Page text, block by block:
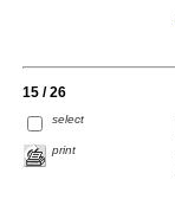
15 / 26
select
print